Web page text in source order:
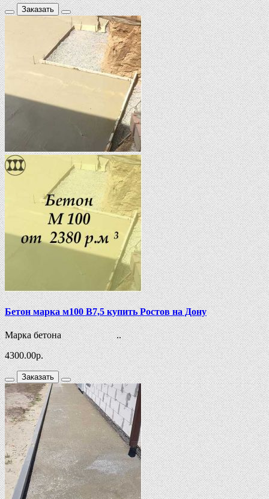
Заказать
Бетон марка м100 В7,5 купить Ростов на Дону
Марка бетона ..
4300.00р.
Заказать